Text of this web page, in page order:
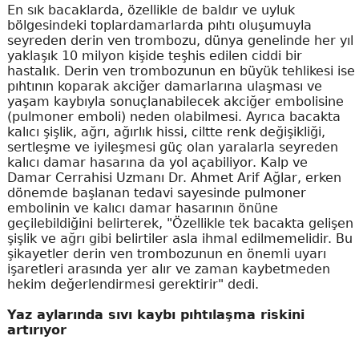
En sık bacaklarda, özellikle de baldır ve uyluk
bölgesindeki toplardamarlarda pıhtı oluşumuyla
seyreden derin ven trombozu, dünya genelinde her yıl
yaklaşık 10 milyon kişide teşhis edilen ciddi bir
hastalık. Derin ven trombozunun en büyük tehlikesi ise
pıhtının koparak akciğer damarlarına ulaşması ve
yaşam kaybıyla sonuçlanabilecek akciğer embolisine
(pulmoner emboli) neden olabilmesi. Ayrıca bacakta
kalıcı şişlik, ağrı, ağırlık hissi, ciltte renk değişikliği,
sertleşme ve iyileşmesi güç olan yaralarla seyreden
kalıcı damar hasarına da yol açabiliyor. Kalp ve
Damar Cerrahisi Uzmanı Dr. Ahmet Arif Ağlar, erken
dönemde başlanan tedavi sayesinde pulmoner
embolinin ve kalıcı damar hasarının önüne
geçilebildiğini belirterek, "Özellikle tek bacakta gelişen
şişlik ve ağrı gibi belirtiler asla ihmal edilmemelidir. Bu
şikayetler derin ven trombozunun en önemli uyarı
işaretleri arasında yer alır ve zaman kaybetmeden
hekim değerlendirmesi gerektirir" dedi.
Yaz aylarında sıvı kaybı pıhtılaşma riskini
artırıyor